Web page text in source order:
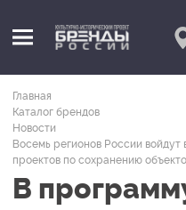
Главная
Каталог брендов
Новости
Восемь регионов России войдут
проектов по сохранению
В